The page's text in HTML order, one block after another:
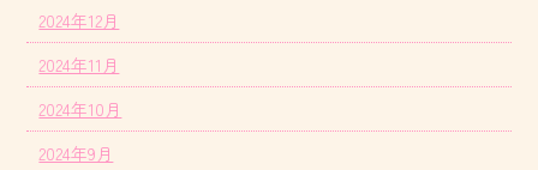
2024年12月
2024年11月
2024年10月
2024年9月